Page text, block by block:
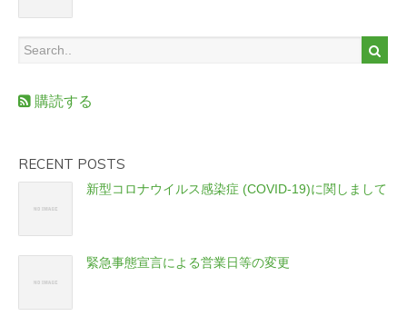
購読する
RECENT POSTS
新型コロナウイルス感染症 (COVID-19)に関しまして
緊急事態宣言による営業日等の変更